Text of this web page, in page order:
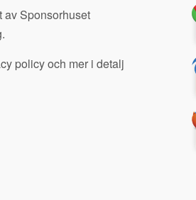
av Sponsorhuset
policy och mer i detalj